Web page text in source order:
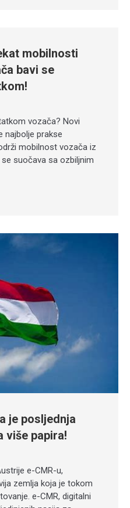
mobilnosti
bavi se
vozača? Novi
najbolje prakse
mobilnost vozača iz
suočava sa ozbiljnim
je posljednja
više papira!
e-CMR-u,
zemlja koja je tokom
e-CMR, digitalni